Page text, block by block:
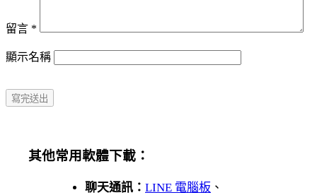
留言 *
顯示名稱
其他常用軟體下載：
聊天通訊： LINE 電腦板 、